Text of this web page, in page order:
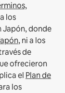
los
Japón, donde
, ni a los
de
ofrecieron
el Plan de
los